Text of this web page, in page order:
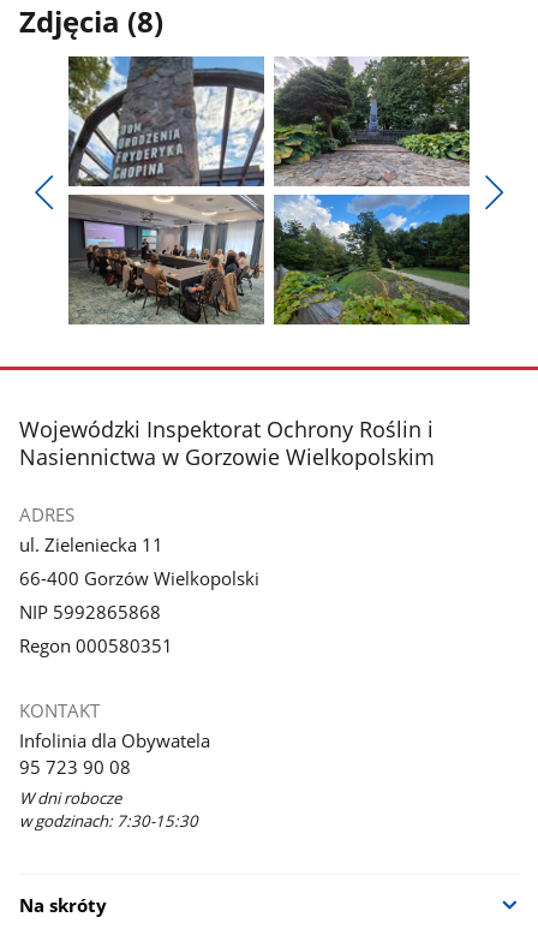
Zdjęcia (8)
Pokaż
poprzednie
zdjęcia
Pokaż
zdjęcie
z
galerii.
Pokaż
zdjęcie
2
z
galerii.
zdjęcie
galerii.
zdjęcie
galerii.
stopka
Wojewódzki Inspektorat Ochrony Roślin i
Nasiennictwa w Gorzowie Wielkopolskim
ADRES
ul. Zieleniecka 11
66-400 Gorzów Wielkopolski
NIP 5992865868
Regon 000580351
KONTAKT
Infolinia dla Obywatela
95 723 90 08
W dni robocze
w godzinach: 7:30-15:30
Na skróty